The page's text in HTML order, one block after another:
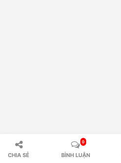
CHIA SẺ
0
BÌNH LUẬN